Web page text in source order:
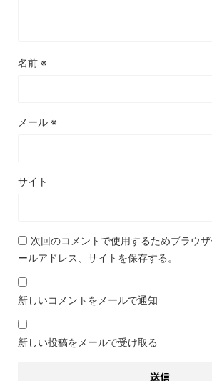
名前 ※
メール ※
サイト
次回のコメントで使用するためブラウ
ールアドレス、サイトを保存する。
新しいコメントをメールで通知
新しい投稿をメールで受け取る